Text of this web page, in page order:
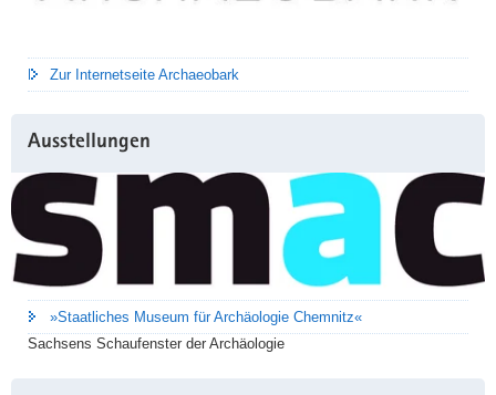
Zur Internetseite Archaeobark
Ausstellungen
»Staatliches Museum für Archäologie Chemnitz«
Sachsens Schaufenster der Archäologie